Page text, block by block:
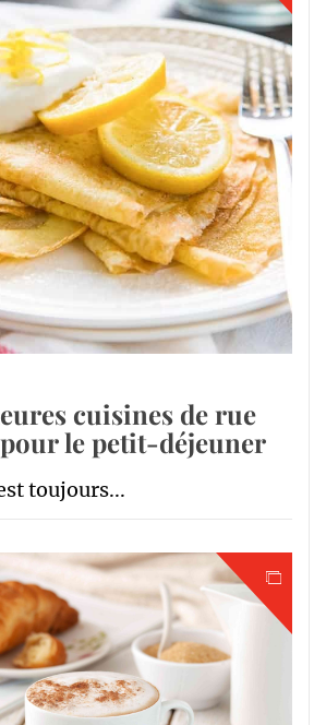
cuisines de rue
le petit-déjeuner
toujours...